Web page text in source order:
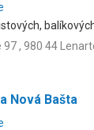
97 , 980 44
Nová Bašta